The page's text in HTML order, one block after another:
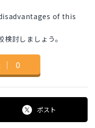
of this
討しましょう。
｜ 0
ポスト